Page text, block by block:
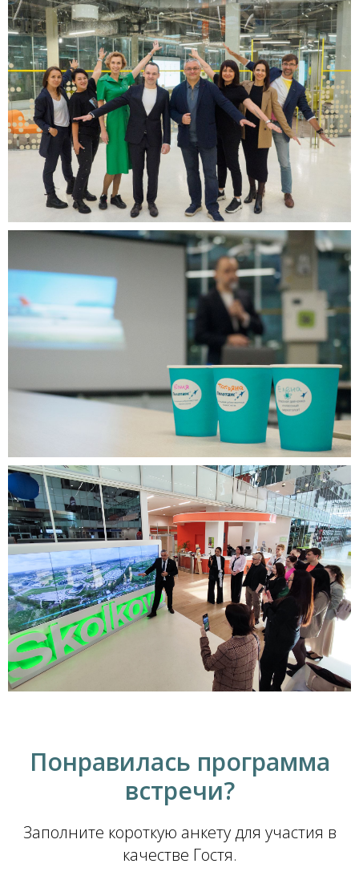
Понравилась программа
встречи?
Заполните короткую анкету для участия в
качестве Гостя.